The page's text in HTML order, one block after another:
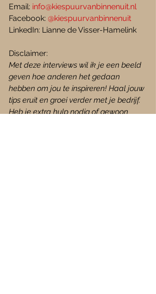
Email: info@kiespuurvanbinnenuit.nl
Facebook: @kiespuurvanbinnenuit
LinkedIn: Lianne de Visser-Hamelink
Disclaimer:
Met deze interviews wil ik je een beeld
geven hoe anderen het gedaan
hebben om jou te inspireren! Haal jouw
tips eruit en groei verder met je bedrijf.
Heb je extra hulp nodig of gewoon